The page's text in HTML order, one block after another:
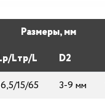
Размеры, мм
Lтp/L D2
15/65 3-9 мм